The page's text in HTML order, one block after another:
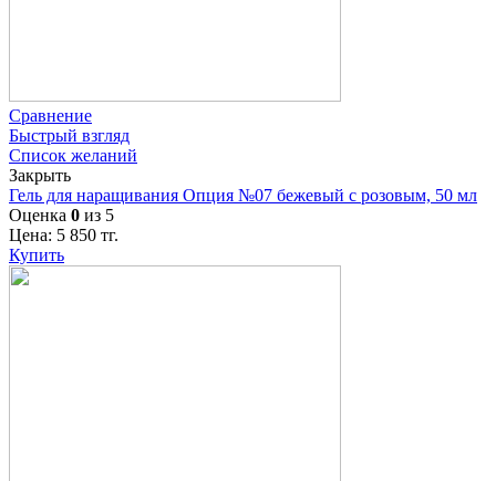
Сравнение
Быстрый взгляд
Список желаний
Закрыть
Гель для наращивания Опция №07 бежевый с розовым, 50 мл
Оценка 0 из 5
Цена: 5 850 тг.
Купить